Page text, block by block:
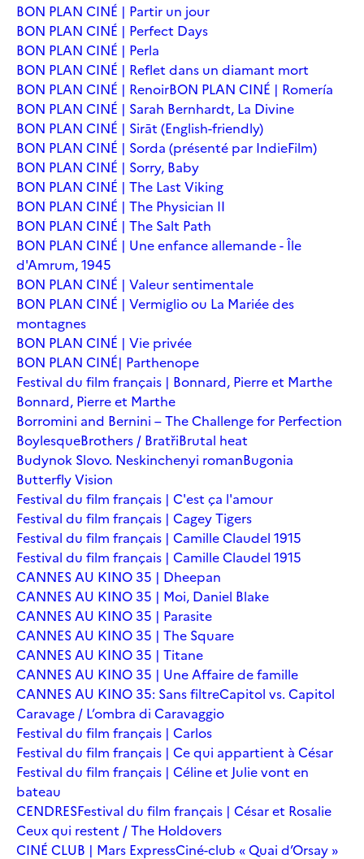
BON PLAN CINÉ | Partir un jour
BON PLAN CINÉ | Perfect Days
BON PLAN CINÉ | Perla
BON PLAN CINÉ | Reflet dans un diamant mort
BON PLAN CINÉ | RenoirBON PLAN CINÉ | Romería
BON PLAN CINÉ | Sarah Bernhardt, La Divine
BON PLAN CINÉ | Sirāt (English-friendly)
BON PLAN CINÉ | Sorda (présenté par IndieFilm)
BON PLAN CINÉ | Sorry, Baby
BON PLAN CINÉ | The Last Viking
BON PLAN CINÉ | The Physician II
BON PLAN CINÉ | The Salt Path
BON PLAN CINÉ | Une enfance allemande - Île
d'Amrum, 1945
BON PLAN CINÉ | Valeur sentimentale
BON PLAN CINÉ | Vermiglio ou La Mariée des
montagnes
BON PLAN CINÉ | Vie privée
BON PLAN CINÉ| Parthenope
Festival du film français | Bonnard, Pierre et Marthe
Bonnard, Pierre et Marthe
Borromini and Bernini – The Challenge for Perfection
BoylesqueBrothers / BratřiBrutal heat
Budynok Slovo. Neskinchenyi romanBugonia
Butterfly Vision
Festival du film français | C'est ça l'amour
Festival du film français | Cagey Tigers
Festival du film français | Camille Claudel 1915
Festival du film français | Camille Claudel 1915
CANNES AU KINO 35 | Dheepan
CANNES AU KINO 35 | Moi, Daniel Blake
CANNES AU KINO 35 | Parasite
CANNES AU KINO 35 | The Square
CANNES AU KINO 35 | Titane
CANNES AU KINO 35 | Une Affaire de famille
CANNES AU KINO 35: Sans filtreCapitol vs. Capitol
Caravage / L’ombra di Caravaggio
Festival du film français | Carlos
Festival du film français | Ce qui appartient à César
Festival du film français | Céline et Julie vont en
bateau
CENDRESFestival du film français | César et Rosalie
Ceux qui restent / The Holdovers
CINÉ CLUB | Mars ExpressCiné-club « Quai d’Orsay »